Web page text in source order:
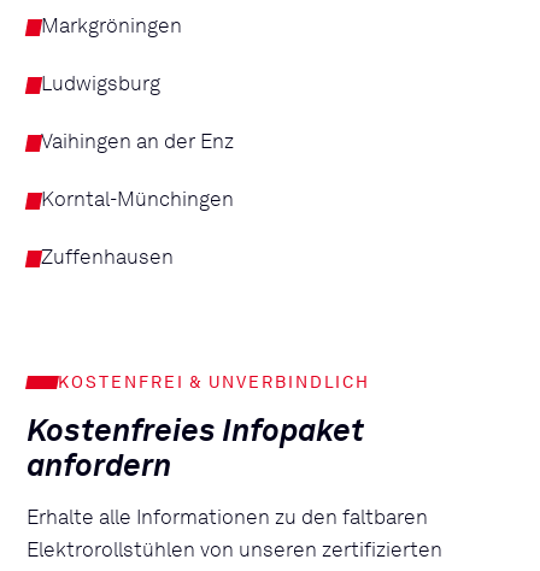
Markgröningen
Ludwigsburg
Vaihingen an der Enz
Korntal-Münchingen
Zuffenhausen
KOSTENFREI & UNVERBINDLICH
Kostenfreies Infopaket
anfordern
Erhalte alle Informationen zu den faltbaren
Elektrorollstühlen von unseren zertifizierten